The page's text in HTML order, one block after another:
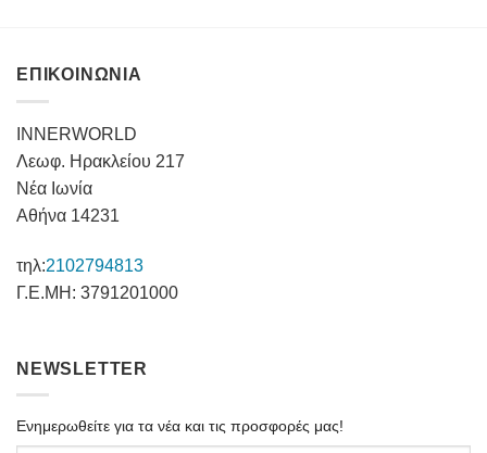
ΕΠΙΚΟΙΝΩΝΙΑ
INNERWORLD
Λεωφ. Ηρακλείου 217
Νέα Ιωνία
Αθήνα 14231
τηλ:2102794813
Γ.Ε.ΜΗ: 3791201000
NEWSLETTER
Ενημερωθείτε για τα νέα και τις προσφορές μας!